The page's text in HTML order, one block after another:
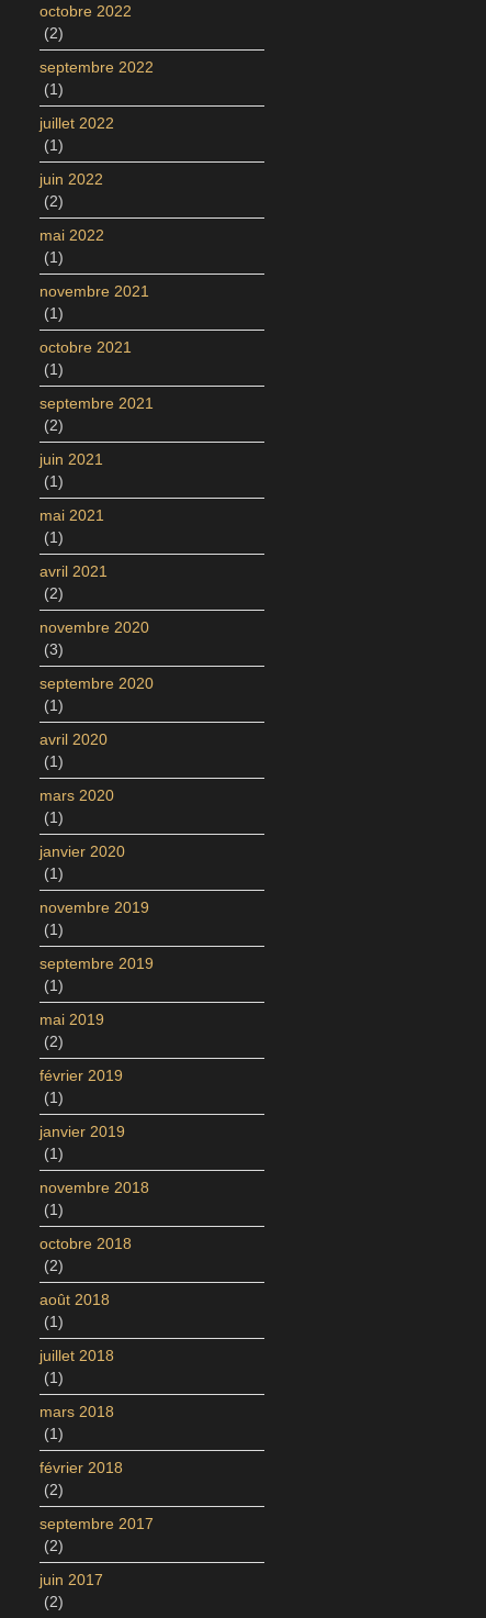
octobre 2022
(2)
septembre 2022
(1)
juillet 2022
(1)
juin 2022
(2)
mai 2022
(1)
novembre 2021
(1)
octobre 2021
(1)
septembre 2021
(2)
juin 2021
(1)
mai 2021
(1)
avril 2021
(2)
novembre 2020
(3)
septembre 2020
(1)
avril 2020
(1)
mars 2020
(1)
janvier 2020
(1)
novembre 2019
(1)
septembre 2019
(1)
mai 2019
(2)
février 2019
(1)
janvier 2019
(1)
novembre 2018
(1)
octobre 2018
(2)
août 2018
(1)
juillet 2018
(1)
mars 2018
(1)
février 2018
(2)
septembre 2017
(2)
juin 2017
(2)